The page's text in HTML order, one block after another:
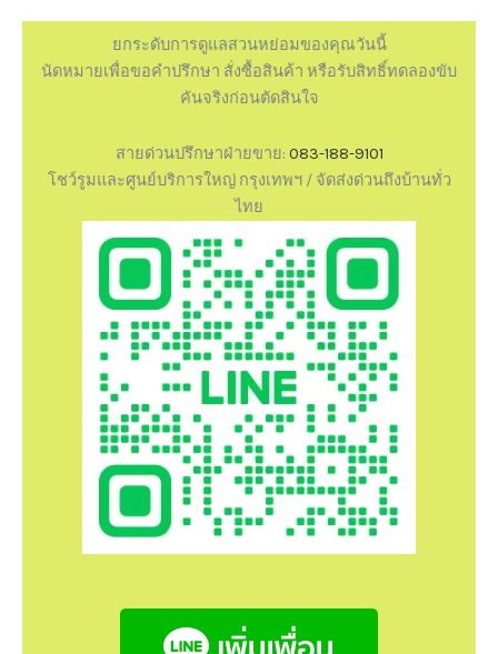
ยกระดับการดูแลสวนหย่อมของคุณวันนี้
นัดหมายเพื่อขอคำปรึกษา สั่งซื้อสินค้า หรือรับสิทธิ์ทดลองขับ
คันจริงก่อนตัดสินใจ
สายด่วนปรึกษาฝ่ายขาย: 083-188-9101
โชว์รูมและศูนย์บริการใหญ่ กรุงเทพฯ / จัดส่งด่วนถึงบ้านทั่ว
ไทย